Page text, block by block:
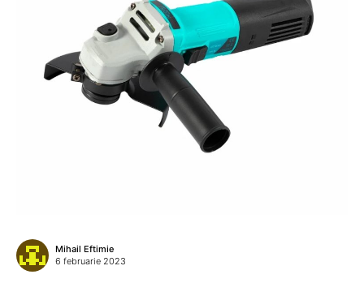
Mihail Eftimie
6 februarie 2023